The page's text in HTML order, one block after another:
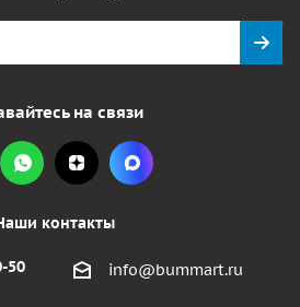
на связи
контакты
50 info@bummart.ru